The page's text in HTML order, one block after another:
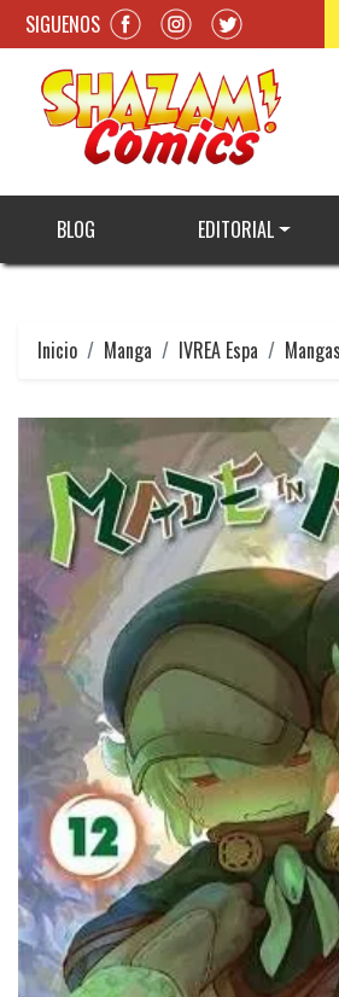
SIGUENOS
BLOG EDITORIAL
Inicio Manga IVREA Espa Mangas